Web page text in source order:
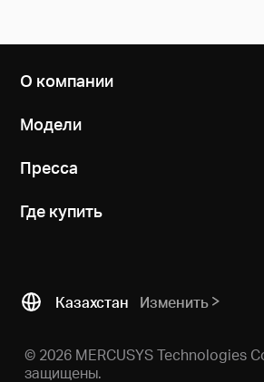
О компании
Модели
Пресса
Где купить
Казахстан Изменить
© 2026 MERCUSYS Technologies
защищены.